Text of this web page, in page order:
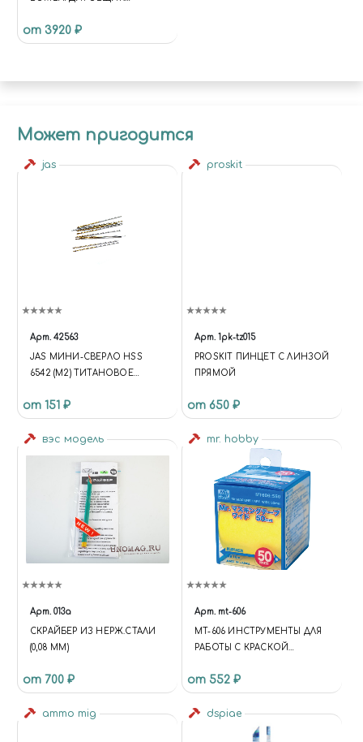
"DONRYU II" (62-Я
АВИАЦИОННАЯ
EDITION)
от 3920 ₽
Может пригодится
jas
Арт. 42563
JAS МИНИ-СВЕРЛО HSS
6542 (M2) ТИТАНОВОЕ
от 151 ₽
proskit
Арт. 1pk-tz015
PROSKIT ПИНЦЕТ С ЛИНЗОЙ
ПРЯМОЙ
от 650 ₽
вэс модель
Арт. 013a
СКРАЙБЕР ИЗ НЕРЖ.СТАЛИ
(0,08 ММ)
от 700 ₽
mr. hobby
Арт. mt-606
MT-606 ИНСТРУМЕНТЫ ДЛЯ
РАБОТЫ С КРАСКОЙ
MR.MASKING TAPE WIDE
(50ММ)
от 552 ₽
ammo mig dspiae